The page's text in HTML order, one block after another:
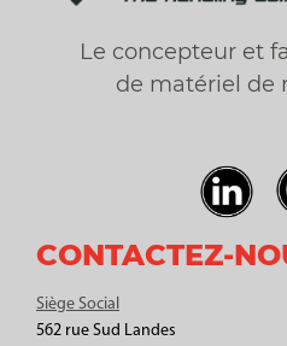
Le concepteur et
de matériel de
CONTACTEZ-
Siège Social
562 rue Sud Landes